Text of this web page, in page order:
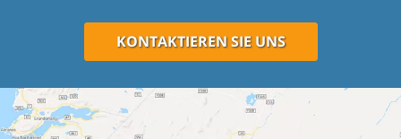
KONTAKTIEREN SIE UNS